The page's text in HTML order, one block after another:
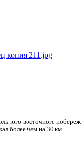
юго-восточного
более чем на 30 км.